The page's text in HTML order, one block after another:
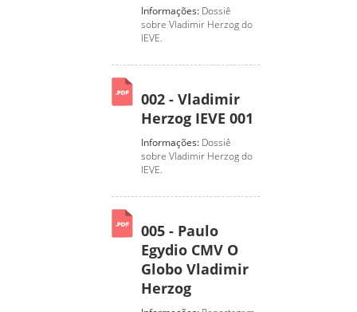
Informações: Dossiê
sobre Vladimir Herzog do
IEVE.
002 - Vladimir
Herzog IEVE 001
Informações: Dossiê
sobre Vladimir Herzog do
IEVE.
005 - Paulo
Egydio CMV O
Globo Vladimir
Herzog